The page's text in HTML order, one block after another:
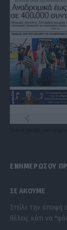
ΕΝΗΜΕΡΩΣΟΥ
ΣΕ ΑΚΟΥΜΕ
Στείλε την
θέλεις κάτι να